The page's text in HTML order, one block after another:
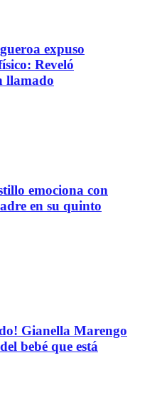
expuso
Reveló
llamado
emociona con
en su quinto
Gianella Marengo
bebé que está